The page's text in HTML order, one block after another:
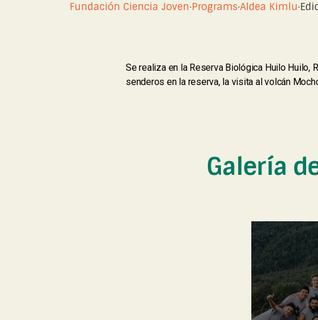
Fundación Ciencia Joven·Programs·Aldea Kimlu·
Se realiza en la Reserva Biológica Huilo Huilo,
senderos en la reserva, la visita al volcán
Galería